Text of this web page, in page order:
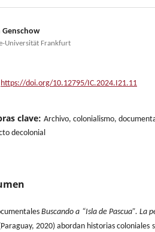
Genschow
Universität Frankfurt
https://doi.org/10.12795/IC.2024.I21.11
clave: Archivo, colonialismo,
decolonial
Buscando a “Isla de Pascua”. La
2020) abordan historias coloniales